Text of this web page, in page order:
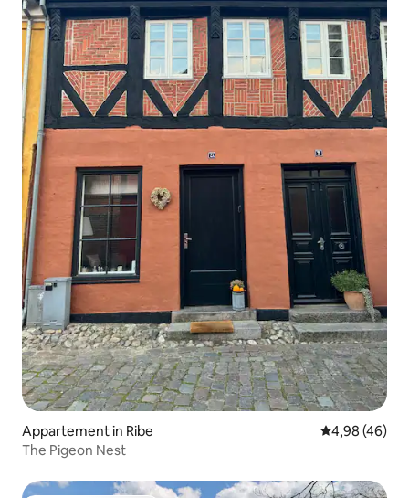
Appartement in Ribe Gemiddelde
4,98 (46)
The Pigeon Nest